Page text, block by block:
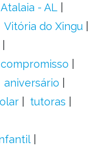
Atalaia - AL
Vitória do Xingu
aniversário
tutoras